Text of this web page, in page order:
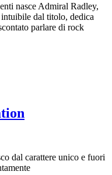
nasce Admiral Radley,
dal titolo, dedica
parlare di rock
dal carattere unico e fuori